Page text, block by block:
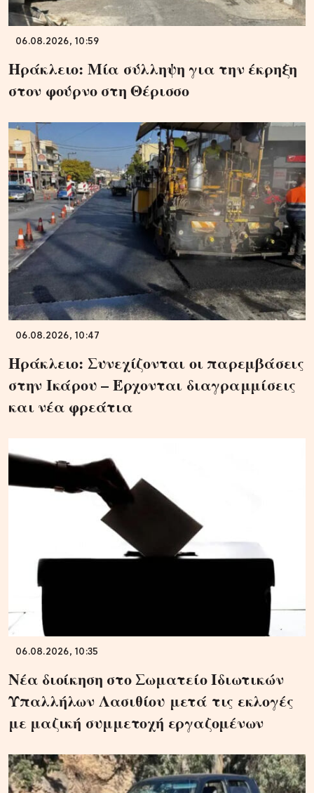
06.08.2026, 10:59
Ηράκλειο: Μία σύλληψη για την έκρηξη
στον φούρνο στη Θέρισσο
06.08.2026, 10:47
Ηράκλειο: Συνεχίζονται οι παρεμβάσεις
στην Ικάρου – Έρχονται διαγραμμίσεις
και νέα φρεάτια
06.08.2026, 10:35
Νέα διοίκηση στο Σωματείο Ιδιωτικών
Υπαλλήλων Λασιθίου μετά τις εκλογές
με μαζική συμμετοχή εργαζομένων